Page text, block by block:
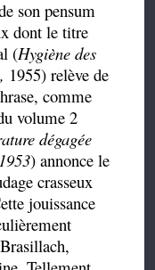
son pensum
dont le titre
(Hygiène des
1955) relève de
comme
volume 2
dégagée
) annonce le
crasseux
jouissance